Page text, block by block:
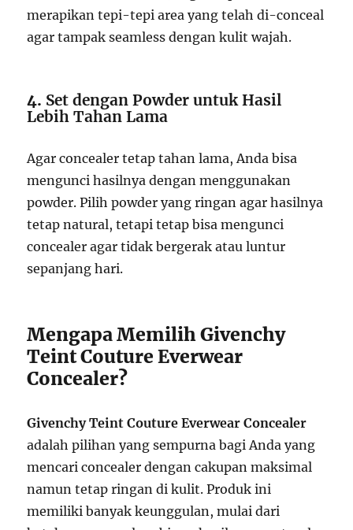
merapikan tepi-tepi area yang telah di-conceal
agar tampak seamless dengan kulit wajah.
4. Set dengan Powder untuk Hasil
Lebih Tahan Lama
Agar concealer tetap tahan lama, Anda bisa
mengunci hasilnya dengan menggunakan
powder. Pilih powder yang ringan agar hasilnya
tetap natural, tetapi tetap bisa mengunci
concealer agar tidak bergerak atau luntur
sepanjang hari.
Mengapa Memilih Givenchy
Teint Couture Everwear
Concealer?
Givenchy Teint Couture Everwear Concealer
adalah pilihan yang sempurna bagi Anda yang
mencari concealer dengan cakupan maksimal
namun tetap ringan di kulit. Produk ini
memiliki banyak keunggulan, mulai dari